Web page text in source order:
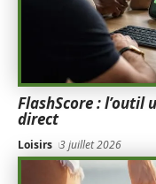
FlashScore : l’outil
direct
Loisirs 3 juillet 2026